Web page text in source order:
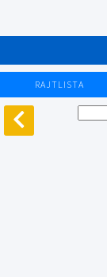
RAJTLISTA